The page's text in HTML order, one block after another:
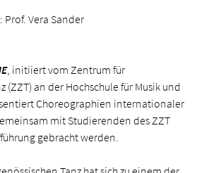
Vera Sander
, initiiert vom Zentrum für
(ZZT) an der Hochschule für Musik und
Choreographien internationaler
mit Studierenden des ZZT
gebracht werden.